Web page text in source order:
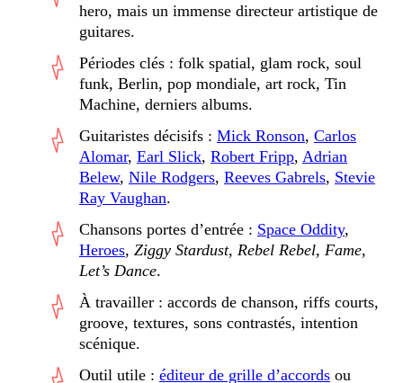
hero, mais un immense directeur artistique de
guitares.
Périodes clés : folk spatial, glam rock, soul
funk, Berlin, pop mondiale, art rock, Tin
Machine, derniers albums.
Guitaristes décisifs : Mick Ronson, Carlos
Alomar, Earl Slick, Robert Fripp, Adrian
Belew, Nile Rodgers, Reeves Gabrels, Stevie
Ray Vaughan.
Chansons portes d’entrée : Space Oddity,
Heroes, Ziggy Stardust, Rebel Rebel, Fame,
Let’s Dance.
À travailler : accords de chanson, riffs courts,
groove, textures, sons contrastés, intention
scénique.
Outil utile : éditeur de grille d’accords ou